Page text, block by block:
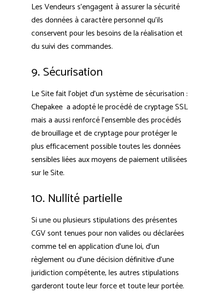
Les Vendeurs s’engagent à assurer la sécurité
des données à caractère personnel qu’ils
conservent pour les besoins de la réalisation et
du suivi des commandes.
9. Sécurisation
Le Site fait l’objet d’un système de sécurisation :
Chepakee a adopté le procédé de cryptage SSL
mais a aussi renforcé l’ensemble des procédés
de brouillage et de cryptage pour protéger le
plus efficacement possible toutes les données
sensibles liées aux moyens de paiement utilisées
sur le Site.
10. Nullité partielle
Si une ou plusieurs stipulations des présentes
CGV sont tenues pour non valides ou déclarées
comme tel en application d’une loi, d’un
règlement ou d’une décision définitive d’une
juridiction compétente, les autres stipulations
garderont toute leur force et toute leur portée.